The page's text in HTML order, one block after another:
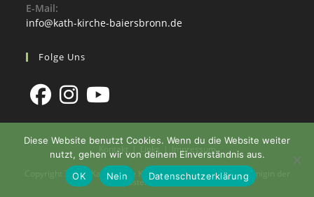
E-Mail:
info@kath-kirche-baiersbronn.de
Folge Uns
Kontakt Links Impressum
Copyright 2026 - Katholische Kirchengemeinde St. Maria Königin der
Apostel Baiersbronn
Diese Website benutzt Cookies. Wenn du die Website weiter
nutzt, gehen wir von deinem Einverständnis aus.
OK
Nein Datenschutzerklärung